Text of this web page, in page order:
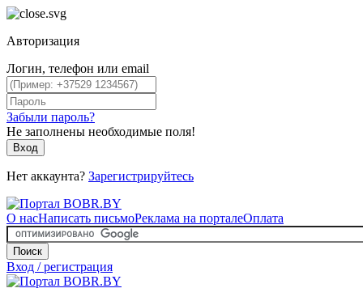
Авторизация
Логин, телефон или email
Забыли пароль?
Не заполнены необходимые поля!
Вход
Нет аккаунта? Зарегистрируйтесь
О насНаписать письмоРеклама на порталеОплата
Поиск
Вход / регистрация